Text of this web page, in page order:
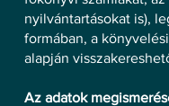
nyilvántartásokat is),
formában, a
alapján
Az adatok